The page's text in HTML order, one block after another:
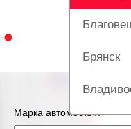
Брянск
Вологда
Марка автомобиля*